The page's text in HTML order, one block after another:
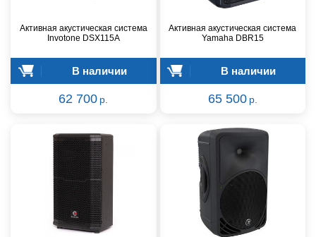
Активная акустическая система
Invotone DSX115A
В наличии
62 700 р.
Активная акустическая система
Yamaha DBR15
В наличии
65 500 р.